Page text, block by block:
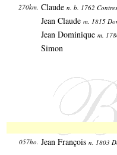
270km. Claude n. b. 1762
Jean Claude m. 1815
Jean Dominique m.
Simon
057ho. Jean François n. 1803